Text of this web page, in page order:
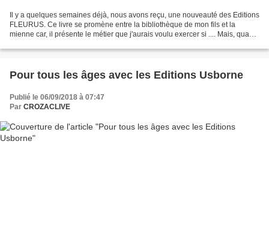
Il y a quelques semaines déjà, nous avons reçu, une nouveauté des Editions
FLEURUS. Ce livre se promène entre la bibliothèque de mon fils et la
mienne car, il présente le métier que j'aurais voulu exercer si .... Mais, quand
Pour tous les âges avec les Editions Usborne
Publié le 06/09/2018 à 07:47
Par CROZACLIVE